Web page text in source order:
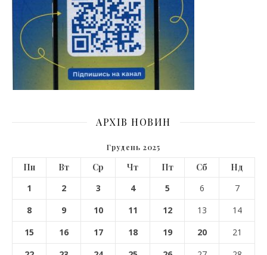
АРХІВ НОВИН
Грудень 2025
Пн Вт Ср Чт Пт Сб
Нд
1
2 3 4 5 6
7
8
9 10 11 12 13
14
15
16 17 18 19 20
21